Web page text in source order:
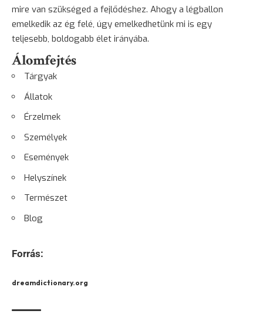
mire van szükséged a fejlődéshez. Ahogy a légballon
emelkedik az ég felé, úgy emelkedhetünk mi is egy
teljesebb, boldogabb élet irányába.
Álomfejtés
Tárgyak
Állatok
Érzelmek
Személyek
Események
Helyszínek
Természet
Blog
Forrás:
dreamdictionary.org